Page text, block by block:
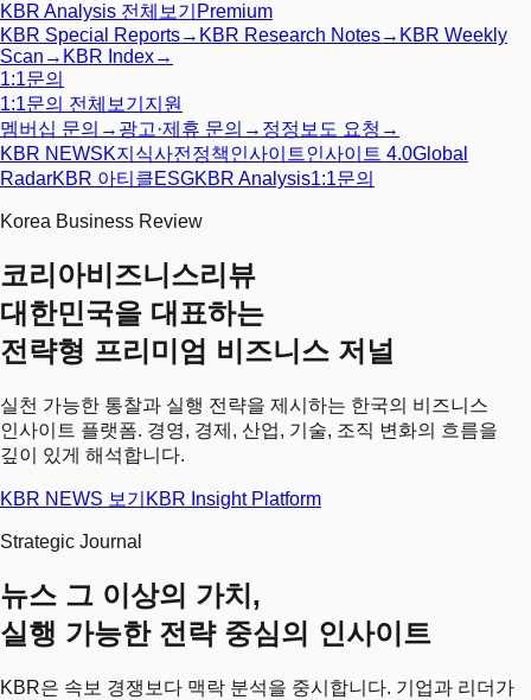
KBR Analysis 전체보기 Premium
KBR Special Reports→ KBR Research Notes→ KBR Weekly
Scan → KBR Index→
1:1문의
1:1문의 전체보기 지원
멤버십 문의 → 광고·제휴 문의 → 정정보도 요청 →
KBR NEWSK지식사전 정책인사이트인사이트 4.0Global
RadarKBR 아티클ESGKBR Analysis1:1문의
Korea Business Review
코리아비즈니스리뷰
대한민국을 대표하는
전략형 프리미엄 비즈니스 저널
실천 가능한 통찰과 실행 전략을 제시하는 한국의 비즈니스
인사이트 플랫폼. 경영, 경제, 산업, 기술, 조직 변화의 흐름을
깊이 있게 해석합니다.
KBR NEWS 보기 KBR Insight Platform
Strategic Journal
뉴스 그 이상의 가치,
실행 가능한 전략 중심의 인사이트
KBR은 속보 경쟁보다 맥락 분석을 중시합니다. 기업과 리더가